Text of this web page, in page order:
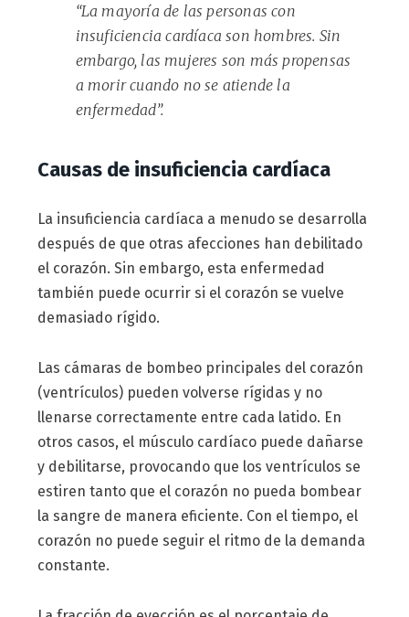
“La mayoría de las personas con
insuficiencia cardíaca son hombres. Sin
embargo, las mujeres son más propensas
a morir cuando no se atiende la
enfermedad”.
Causas de insuficiencia cardíaca
La insuficiencia cardíaca a menudo se desarrolla
después de que otras afecciones han debilitado
el corazón. Sin embargo, esta enfermedad
también puede ocurrir si el corazón se vuelve
demasiado rígido.
Las cámaras de bombeo principales del corazón
(ventrículos) pueden volverse rígidas y no
llenarse correctamente entre cada latido. En
otros casos, el músculo cardíaco puede dañarse
y debilitarse, provocando que los ventrículos se
estiren tanto que el corazón no pueda bombear
la sangre de manera eficiente. Con el tiempo, el
corazón no puede seguir el ritmo de la demanda
constante.